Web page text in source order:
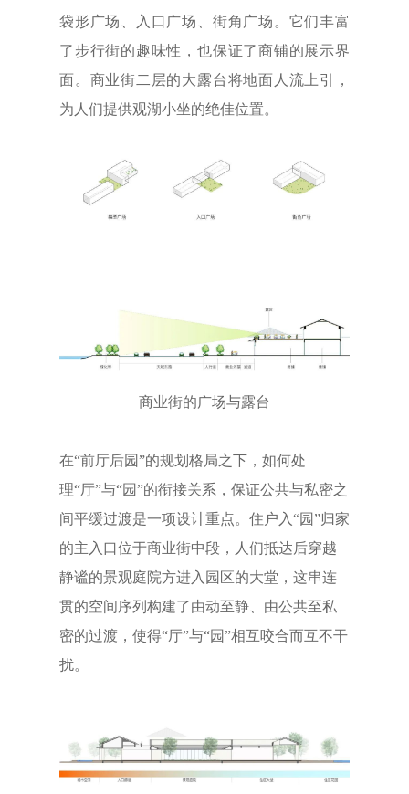
袋形广场、入口广场、街角广场。它们丰富
了步行街的趣味性，也保证了商铺的展示界
面。商业街二层的大露台将地面人流上引，
为人们提供观湖小坐的绝佳位置。
商业街的广场与露台
在“前厅后园”的规划格局之下，如何处
理“厅”与“园”的衔接关系，保证公共与私密之
间平缓过渡是一项设计重点。住户入“园”归家
的主入口位于商业街中段，人们抵达后穿越
静谧的景观庭院方进入园区的大堂，这串连
贯的空间序列构建了由动至静、由公共至私
密的过渡，使得“厅”与“园”相互咬合而互不干
扰。